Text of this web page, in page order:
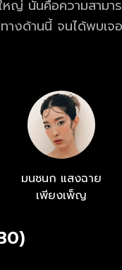
หญ่ นั่นคือความสาม
ทางด้านนี้ จนได้พบเ
มนชนก แสงฉาย
เพียงเพ็ญ